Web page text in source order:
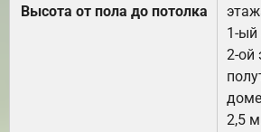
Высота от пола до потолка
1-ый
2-ой
доме
2,5